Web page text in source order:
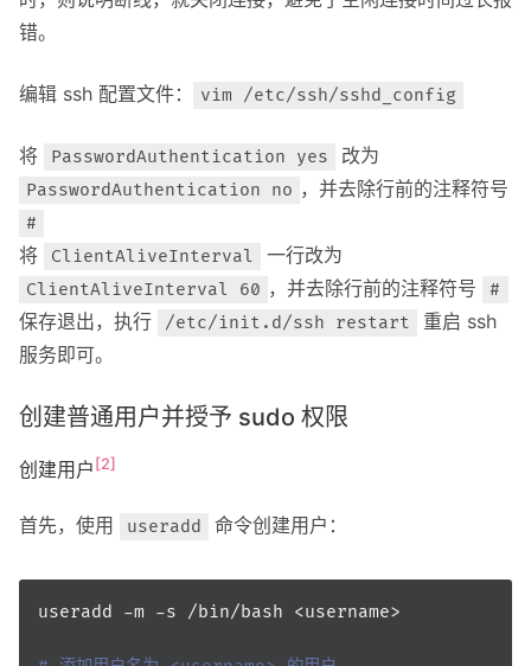
错。
编辑 ssh 配置文件： vim /etc/ssh/sshd_config
将 PasswordAuthentication yes 改为
PasswordAuthentication no ，并去除行前的注释符号
#
将 ClientAliveInterval 一行改为
ClientAliveInterval 60 ，并去除行前的注释符号 #
保存退出，执行 /etc/init.d/ssh restart
重启 ssh
服务即可。
创建普通用户并授予 sudo 权限
创建用户 [2]
首先，使用 useradd 命令创建用户：